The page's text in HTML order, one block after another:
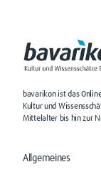
bavarikon ist das
Kultur und
Mittelalter bis hin zur
Allgemeines